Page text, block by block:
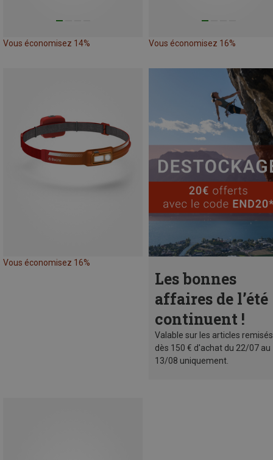
Vous économisez 14% Vous économisez 16%
Vous économisez 16%
Les bonnes
affaires de l’été
continuent !
Valable sur les articles remisés
dès 150 € d'achat du 22/07 au
13/08 uniquement.